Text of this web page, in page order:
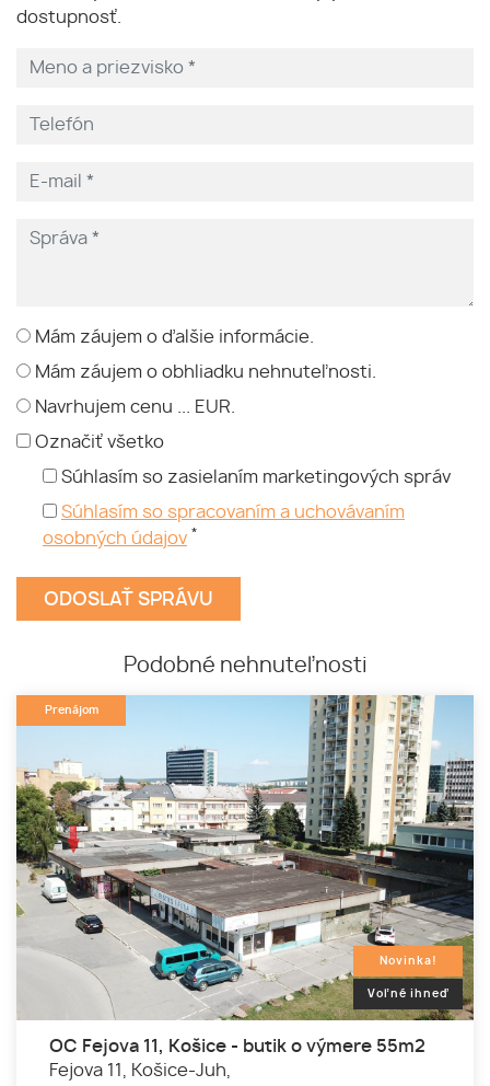
dostupnosť.
Mám záujem o ďalšie informácie.
Mám záujem o obhliadku nehnuteľnosti.
Navrhujem cenu ... EUR.
Označiť všetko
Súhlasím so zasielaním marketingových správ
Súhlasím so spracovaním a uchovávaním
osobných údajov *
Podobné nehnuteľnosti
Prenájom
Novinka!
Voľné ihneď
OC Fejova 11, Košice - butik o výmere 55m2
Fejova 11,
Košice-Juh,